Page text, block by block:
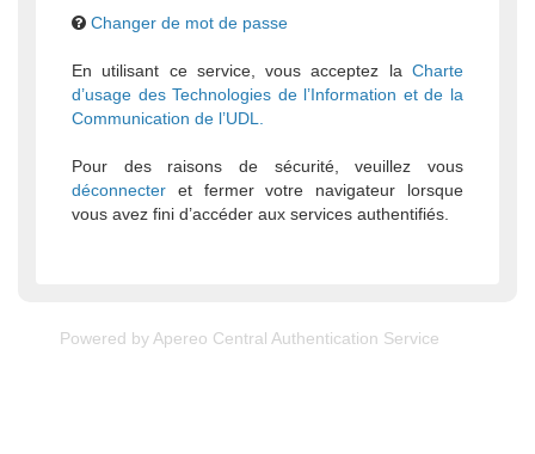
Changer de mot de passe
En utilisant ce service, vous acceptez la Charte
d’usage des Technologies de l’Information et de la
Communication de l’UDL.
Pour des raisons de sécurité, veuillez vous
déconnecter et fermer votre navigateur lorsque
vous avez fini d’accéder aux services authentifiés.
Powered by Apereo Central Authentication Service